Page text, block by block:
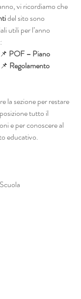
vi ricordiamo che
del sito sono
utili per l’anno
📌 POF – Piano
📌 Regolamento
la sezione per restare
tutto il
e per conoscere al
educativo.